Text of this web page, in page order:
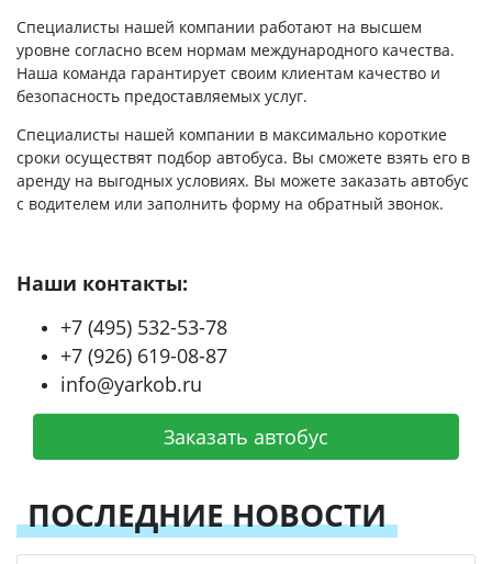
Специалисты нашей компании работают на высшем
уровне согласно всем нормам международного качества.
Наша команда гарантирует своим клиентам качество и
безопасность предоставляемых услуг.
Специалисты нашей компании в максимально короткие
сроки осуществят подбор автобуса. Вы сможете взять его в
аренду на выгодных условиях. Вы можете заказать автобус
с водителем или заполнить форму на обратный звонок.
Наши контакты:
+7 (495) 532-53-78
+7 (926) 619-08-87
info@yarkob.ru
Заказать автобус
ПОСЛЕДНИЕ НОВОСТИ